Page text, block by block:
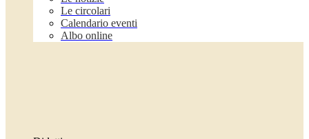
Le circolari
Calendario eventi
Albo online